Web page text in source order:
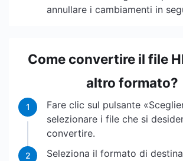
annullare i cambiamenti in
Come convertire il file
altro formato?
1
Fare clic sul pulsante
selezionare i file che si
convertire.
2
Seleziona il formato di